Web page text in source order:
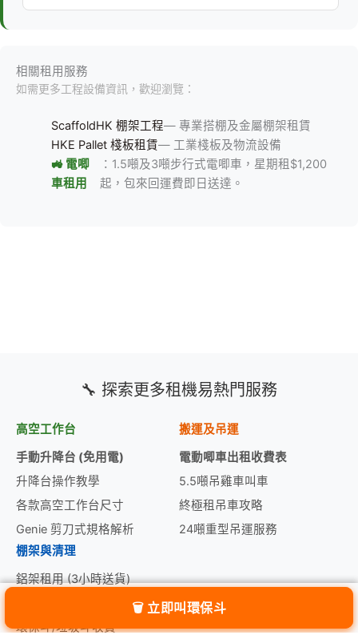
🗑️ 立即叫環保斗
相關租用服務
如需更多工程設備資訊，歡迎瀏覽：
ScaffoldHK 棚架工程— 專業搭棚及金屬棚架租賃
HKE Pallet 棧板租賃— 工業棧板及物流設備
🚜 電唧
車租用
：1.5噸及3噸步行式電唧車，星期租$1,200
起，包來回運費即日送達。
🔧 探索更多租機易熱門服務
高空工作台
手動升降台 (免用電)
升降台操作教學
各款高空工作台尺寸
Genie 剪刀式規格解析
搬運及吊運
電動唧車出租收費表
5.5噸吊雞車叫車
終極租吊車攻略
24噸重型吊運服務
棚架與清理
鋁架租用 (3小時送貨)
環保斗/垃圾斗收費
🗑️ 立即叫環保斗